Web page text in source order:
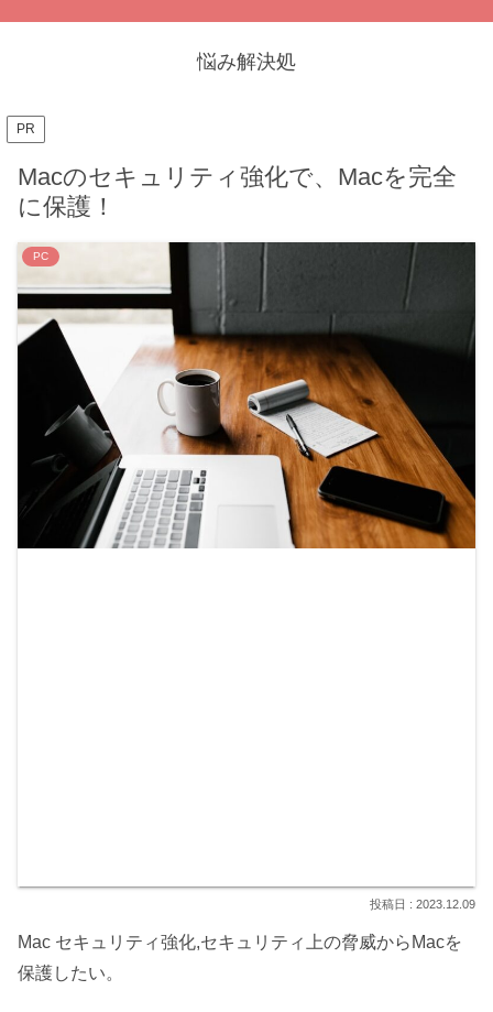
悩み解決処
PR
Macのセキュリティ強化で、Macを完全
に保護！
PC
2023.12.09
Mac セキュリティ強化,セキュリティ上の脅威からMacを
保護したい。